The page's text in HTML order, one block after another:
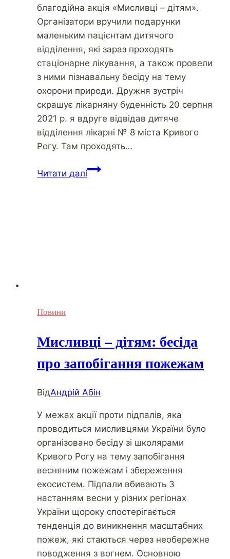
благодійна акція «Мисливці – дітям».
Організатори вручили подарунки
маленьким пацієнтам дитячого
відділення, які зараз проходять
стаціонарне лікування, а також провели
з ними пізнавальну бесіду на тему
охорони природи. Дружня зустріч
скрашує лікарняну буденність 20 серпня
2021 р. я вдруге відвідав дитяче
відділення лікарні № 8 міста Кривого
Рогу. Там проходять…
Читати далі
Новини
Мисливці – дітям: бесіда
про запобігання пожежам
ВідАндрій Абін
У межах акції проти підпалів, яка
проводиться мисливцями України було
організовано бесіду зі школярами
Кривого Рогу на тему запобігання
весняним пожежам і збереження
екосистем. Підпали вбивають З
настанням весни у різних регіонах
України щороку спостерігається
тенденція до виникнення масштабних
пожеж, які стаються через необережне
поводження з вогнем. Основною